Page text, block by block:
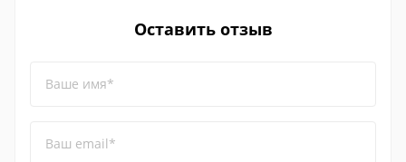
Оставить отзыв
Ваше имя*
Ваш email*